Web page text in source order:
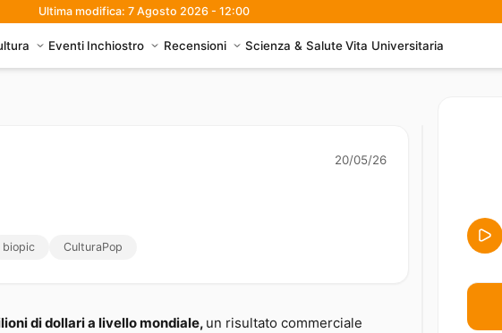
Ultima modifica: 7 Agosto 2026 - 12:00
Eventi Inchiostro Recensioni Scienza & Salute Vita Universitaria
pop
20/05/26
biopic CulturaPop
di dollari a livello mondiale, un risultato commerciale